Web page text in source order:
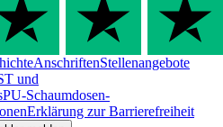
AnschriftenStellenangebote
und
PU-Schaumdosen-
Erklärung zur Barrierefreiheit